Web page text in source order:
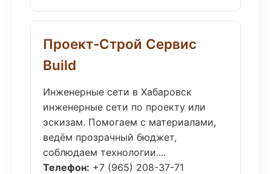
Проект-Строй Сервис
Build
Инженерные сети в Хабаровск
инженерные сети по проекту или
эскизам. Помогаем с материалами,
ведём прозрачный бюджет,
соблюдаем технологии....
Телефон: +7 (965) 208-37-71